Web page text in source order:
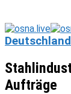
Aufträge